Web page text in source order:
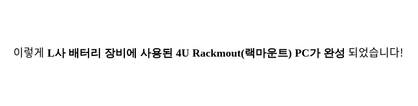
이렇게 L사 배터리 장비에 사용된 4U Rackmout(랙마운트) PC가 완성 되었습니다!